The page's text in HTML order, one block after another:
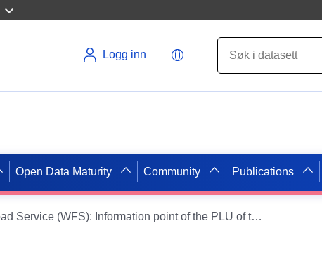
Logg inn
Open Data Maturity Community Publications
Dataset Direct Download Service (WFS): Information point of the PLU of the municipality of Pont Remy